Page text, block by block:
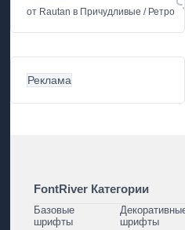
от Rautan в Причудливые / Ретро
Реклама
FontRiver Категории
Базовые
шрифты
шрифты